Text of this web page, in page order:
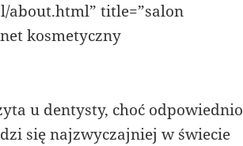
about.html” title=”salon
kosmetyczny
u dentysty, choć odpowiednio
się najzwyczajniej w świecie